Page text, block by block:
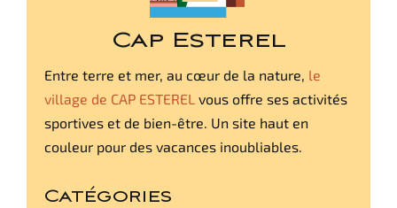
Cap Esterel
Entre terre et mer, au cœur de la nature, le
village de CAP ESTEREL vous offre ses activités
sportives et de bien-être. Un site haut en
couleur pour des vacances inoubliables.
Catégories